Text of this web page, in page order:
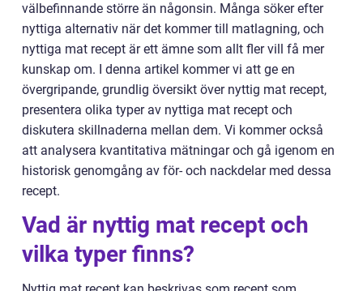
välbefinnande större än någonsin. Många söker efter
nyttiga alternativ när det kommer till matlagning, och
nyttiga mat recept är ett ämne som allt fler vill få mer
kunskap om. I denna artikel kommer vi att ge en
övergripande, grundlig översikt över nyttig mat recept,
presentera olika typer av nyttiga mat recept och
diskutera skillnaderna mellan dem. Vi kommer också
att analysera kvantitativa mätningar och gå igenom en
historisk genomgång av för- och nackdelar med dessa
recept.
Vad är nyttig mat recept och
vilka typer finns?